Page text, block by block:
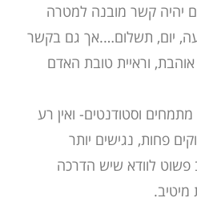
יהיה קשר מובנה למטרה
יום, תשלום….אך גם בקשר
וראיית טובת האדם
וסטודנטים- ואין רע
פחות, נגישים יותר
פשוט לוודא שיש הדרכה
מיטיב.